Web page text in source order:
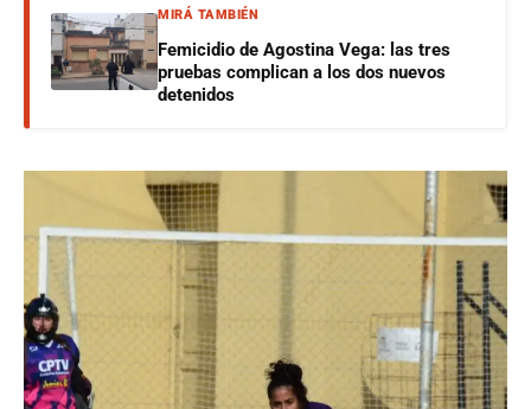
MIRÁ TAMBIÉN
Femicidio de Agostina Vega: las tres
pruebas complican a los dos nuevos
detenidos